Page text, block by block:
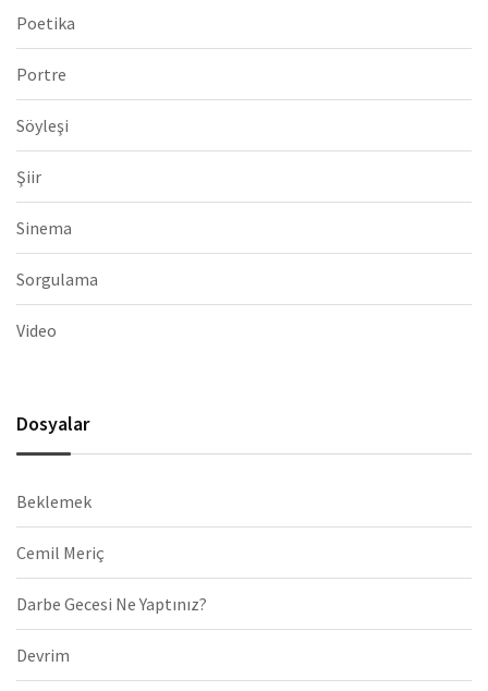
Poetika
Portre
Söyleşi
Şiir
Sinema
Sorgulama
Video
Dosyalar
Beklemek
Cemil Meriç
Darbe Gecesi Ne Yaptınız?
Devrim